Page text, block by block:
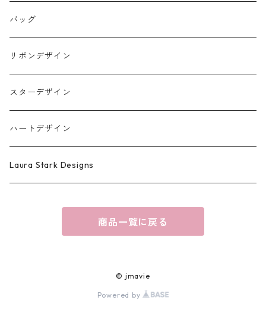
iPhone17シリーズ対応
バッグ
リボンデザイン
スターデザイン
ハートデザイン
Laura Stark Designs
商品一覧に戻る
© jmavie
Powered by